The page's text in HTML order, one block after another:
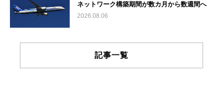
ネットワーク構築期間が数カ月から数週間へ
2026.08.06
記事一覧